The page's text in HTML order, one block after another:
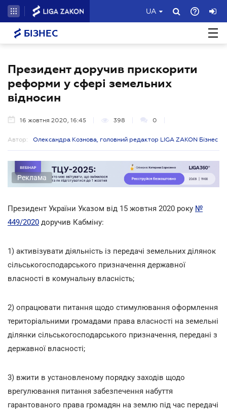
UA
БІЗНЕС
Президент доручив прискорити
реформи у сфері земельних
відносин
16 жовтня 2020, 16:45 398 0
Автор: Олександра Кознова, головний редактор LIGA ZAKON Бізнес
Реклама
Президент України Указом від 15 жовтня 2020 року №
449/2020 доручив Кабміну:
1) активізувати діяльність із передачі земельних ділянок
сільськогосподарського призначення державної
власності в комунальну власність;
2) опрацювати питання щодо стимулювання оформлення
територіальними громадами права власності на земельні
ділянки сільськогосподарського призначення, передані з
державної власності;
3) вжити в установленому порядку заходів щодо
врегулювання питання забезпечення набуття
гарантованого права громадян на землю під час передачі